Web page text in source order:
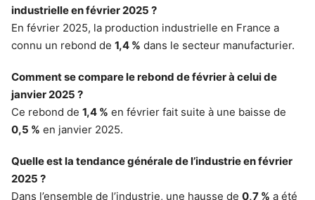
industrielle en février 2025 ?
En février 2025, la production industrielle en France a
connu un rebond de 1,4 % dans le secteur manufacturier.
Comment se compare le rebond de février à celui de
janvier 2025 ?
Ce rebond de 1,4 % en février fait suite à une baisse de
0,5 % en janvier 2025.
Quelle est la tendance générale de l’industrie en février
2025 ?
Dans l’ensemble de l’industrie, une hausse de 0,7 % a été